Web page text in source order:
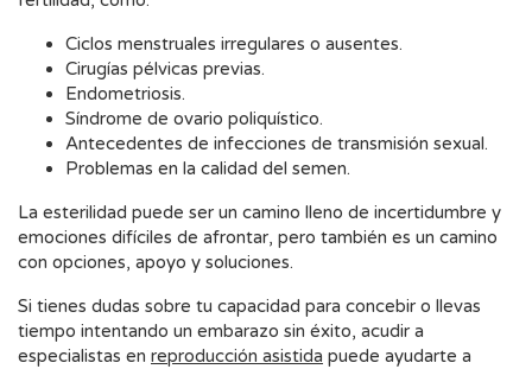
Ciclos menstruales irregulares o ausentes.
Cirugías pélvicas previas.
Endometriosis.
Síndrome de ovario poliquístico.
Antecedentes de infecciones de transmisión sexual.
Problemas en la calidad del semen.
La esterilidad puede ser un camino lleno de incertidumbre y
emociones difíciles de afrontar, pero también es un camino
con opciones, apoyo y soluciones.
Si tienes dudas sobre tu capacidad para concebir o llevas
tiempo intentando un embarazo sin éxito, acudir a
especialistas en reproducción asistida